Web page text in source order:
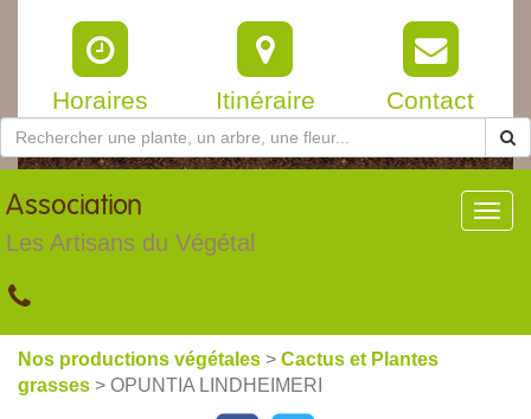
Horaires Itinéraire Contact
Association
Les Artisans du Végétal
Nos productions végétales > Cactus et Plantes
grasses > OPUNTIA LINDHEIMERI